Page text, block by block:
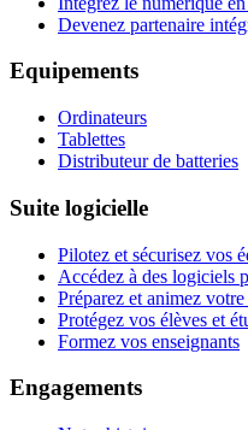
Devenez partenaire
Equipements
Ordinateurs
Tablettes
Distributeur de batteries
Suite logicielle
Pilotez et sécurisez vos
Accédez à des logiciels
Préparez et animez votre
Protégez vos élèves et
Formez vos enseignants
Engagements